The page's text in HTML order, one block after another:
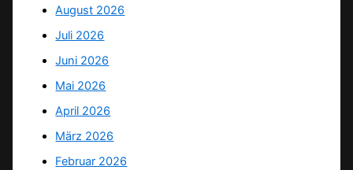
August 2026
Juli 2026
Juni 2026
Mai 2026
April 2026
März 2026
Februar 2026